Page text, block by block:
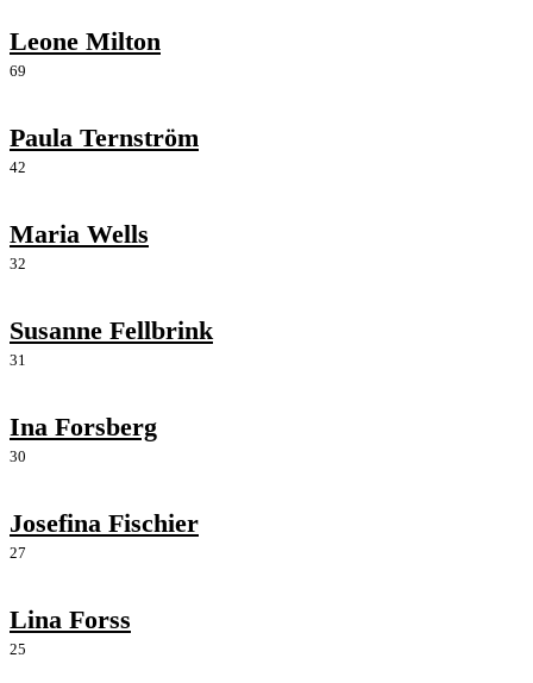
Leone Milton
69
Paula Ternström
42
Maria Wells
32
Susanne Fellbrink
31
Ina Forsberg
30
Josefina Fischier
27
Lina Forss
25